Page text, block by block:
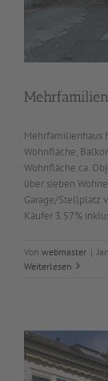
Mehrfamilienhaus
Wohnfläche,
Wohnfläche ca.
über sieben
Garage/Stellplatz
Käufer 3.57%
Von webmaster |
Weiterlesen